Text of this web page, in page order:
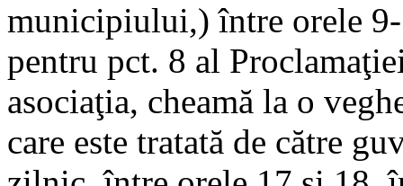
municipiului,) între orele
pentru pct. 8 al
asociaţia, cheamă la o
care este tratată de către